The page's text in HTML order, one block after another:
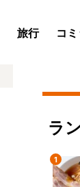
旅行 コ
ラ
1